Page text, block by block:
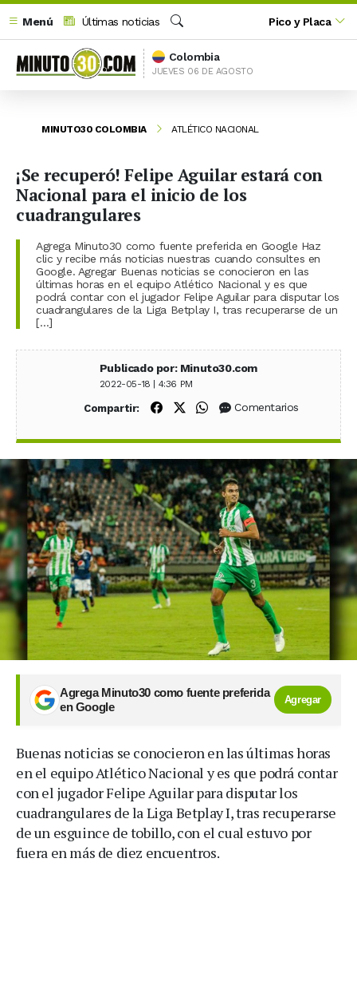
Menú
Últimas noticias
Buscar
Pico y Placa
Colombia
JUEVES 06 DE AGOSTO
MINUTO30 COLOMBIA ATLÉTICO NACIONAL
¡Se recuperó! Felipe Aguilar estará con
Nacional para el inicio de los
cuadrangulares
Agrega Minuto30 como fuente preferida en Google Haz
clic y recibe más noticias nuestras cuando consultes en
Google. Agregar Buenas noticias se conocieron en las
últimas horas en el equipo Atlético Nacional y es que
podrá contar con el jugador Felipe Aguilar para disputar los
cuadrangulares de la Liga Betplay I, tras recuperarse de un
[…]
Publicado por: Minuto30.com
2022-05-18 | 4:36 PM
Compartir: Compartir en Facebook
Compartir en X (Twitter)
Compartir en WhatsApp
Comentarios
Agrega Minuto30 como fuente preferida
en Google
Agregar
Buenas noticias se conocieron en las últimas horas
en el equipo Atlético Nacional y es que podrá contar
con el jugador Felipe Aguilar para disputar los
cuadrangulares de la Liga Betplay I, tras recuperarse
de un esguince de tobillo, con el cual estuvo por
fuera en más de diez encuentros.